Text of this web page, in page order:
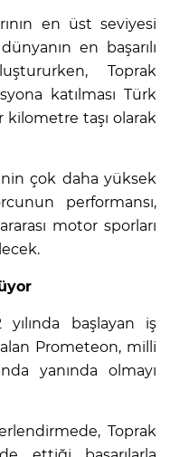
en üst seviyesi
en başarılı
Toprak
katılması Türk
kilometre taşı olarak
çok daha yüksek
performansı,
motor sporları
başlayan iş
Prometeon, milli
yanında olmayı
Toprak